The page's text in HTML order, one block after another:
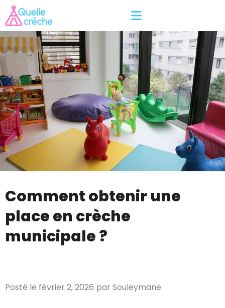
Comment obtenir une
place en crèche
municipale ?
Posté le février 2, 2026 par Souleymane